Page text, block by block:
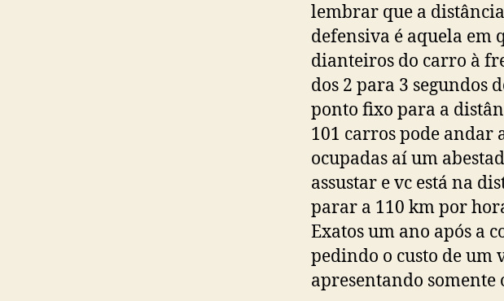
lembrar que a
defensiva é aquela em
dianteiros do carro à
dos 2 para 3 segundos
ponto fixo para a
101 carros pode andar
ocupadas aí um
assustar e vc está na
parar a 110 km por
Exatos um ano após a
pedindo o custo de um
apresentando somente